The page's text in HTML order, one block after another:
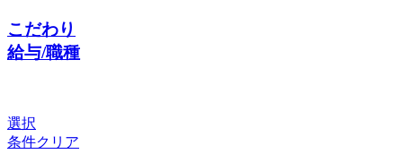
こだわり
給与/職種
選択
条件クリア